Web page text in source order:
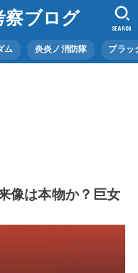
察ブログ
ム 炎炎ノ消防隊 ブラッ
SEARCH
像は本物か？巨女